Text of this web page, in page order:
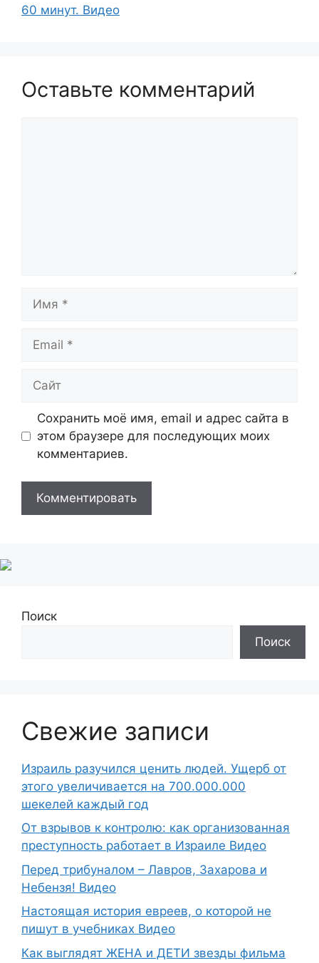
60 минут. Видео
Оставьте комментарий
Имя
Email
Сайт
Сохранить моё имя, email и адрес сайта в
этом браузере для последующих моих
комментариев.
Поиск
Поиск
Свежие записи
Израиль разучился ценить людей. Ущерб от
этого увеличивается на 700.000.000
шекелей каждый год
От взрывов к контролю: как организованная
преступность работает в Израиле Видео
Перед трибуналом – Лавров, Захарова и
Небензя! Видео
Настоящая история евреев, о которой не
пишут в учебниках Видео
Как выглядят ЖЕНА и ДЕТИ звезды фильма